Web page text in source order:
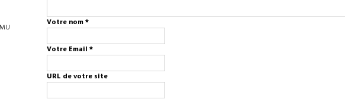
Votre nom*
Votre Email *
URL de votre site